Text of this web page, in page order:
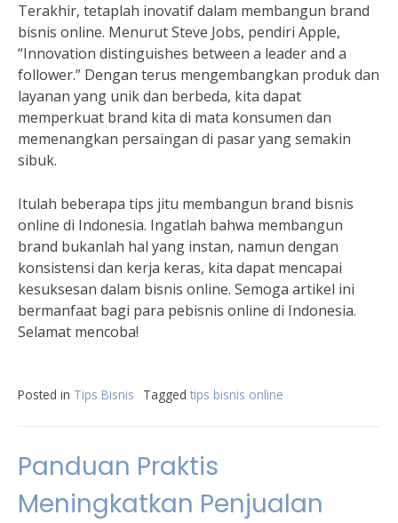
Terakhir, tetaplah inovatif dalam membangun brand
bisnis online. Menurut Steve Jobs, pendiri Apple,
“Innovation distinguishes between a leader and a
follower.” Dengan terus mengembangkan produk dan
layanan yang unik dan berbeda, kita dapat
memperkuat brand kita di mata konsumen dan
memenangkan persaingan di pasar yang semakin
sibuk.
Itulah beberapa tips jitu membangun brand bisnis
online di Indonesia. Ingatlah bahwa membangun
brand bukanlah hal yang instan, namun dengan
konsistensi dan kerja keras, kita dapat mencapai
kesuksesan dalam bisnis online. Semoga artikel ini
bermanfaat bagi para pebisnis online di Indonesia.
Selamat mencoba!
Posted in Tips Bisnis Tagged tips bisnis online
Panduan Praktis
Meningkatkan Penjualan